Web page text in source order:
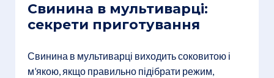
Свинина в мультиварці:
секрети приготування
Свинина в мультиварці виходить соковитою і
м’якою, якщо правильно підібрати режим,